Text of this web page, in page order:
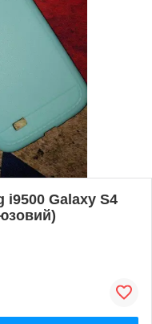
i9500 Galaxy S4